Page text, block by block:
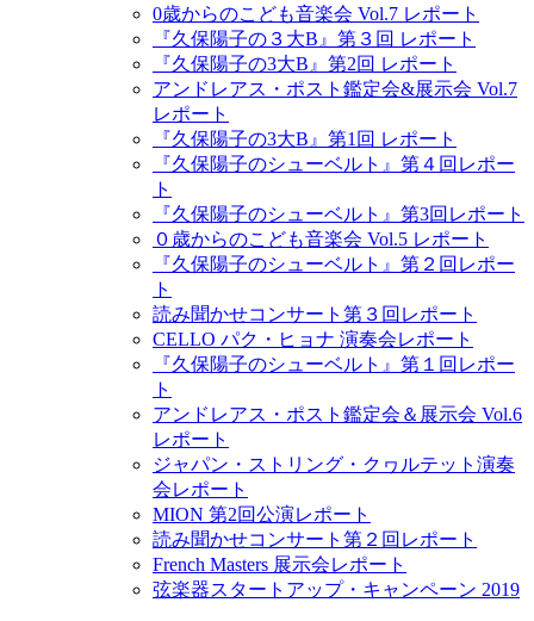
0歳からのこども音楽会 Vol.7 レポート
『久保陽子の３大B』第３回 レポート
『久保陽子の3大B』第2回 レポート
アンドレアス・ポスト鑑定会&展示会 Vol.7
レポート
『久保陽子の3大B』第1回 レポート
『久保陽子のシューベルト』第４回レポー
ト
『久保陽子のシューベルト』第3回レポート
０歳からのこども音楽会 Vol.5 レポート
『久保陽子のシューベルト』第２回レポー
ト
読み聞かせコンサート第３回レポート
CELLO パク・ヒョナ 演奏会レポート
『久保陽子のシューベルト』第１回レポー
ト
アンドレアス・ポスト鑑定会＆展示会 Vol.6
レポート
ジャパン・ストリング・クヮルテット演奏
会レポート
MION 第2回公演レポート
読み聞かせコンサート第２回レポート
French Masters 展示会レポート
弦楽器スタートアップ・キャンペーン 2019